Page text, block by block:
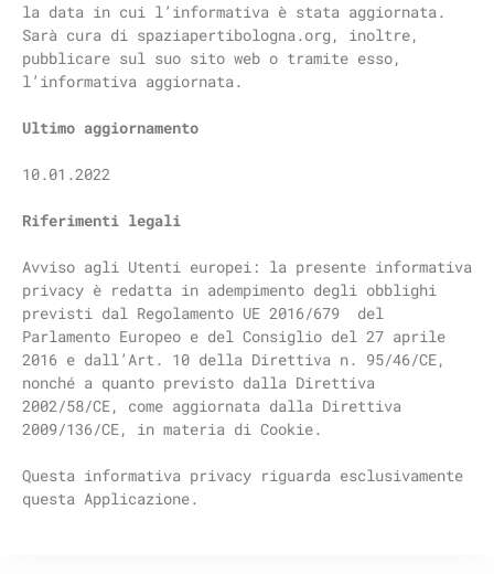
la data in cui l’informativa è stata aggiornata.
Sarà cura di spaziapertibologna.org, inoltre,
pubblicare sul suo sito web o tramite esso,
l’informativa aggiornata.
Ultimo aggiornamento
10.01.2022
Riferimenti legali
Avviso agli Utenti europei: la presente informativa
privacy è redatta in adempimento degli obblighi
previsti dal Regolamento UE 2016/679 del
Parlamento Europeo e del Consiglio del 27 aprile
2016 e dall’Art. 10 della Direttiva n. 95/46/CE,
nonché a quanto previsto dalla Direttiva
2002/58/CE, come aggiornata dalla Direttiva
2009/136/CE, in materia di Cookie.
Questa informativa privacy riguarda esclusivamente
questa Applicazione.